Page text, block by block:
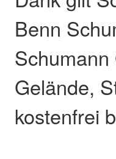
Benn
Gelände,
kostenfrei